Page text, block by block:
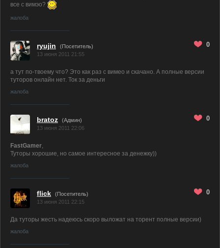
все с вимэо?
жалоба
ryujin
(Посетитель)
13 июня 2011 21:55
0
а тут по-твоему что? Это как раз с вимео и скачано. А полные версии
туторов онлайн нет. Ток за деньги
жалоба
bratoz (Админ)
13 июня 2011 22:06
0
FastGamer,
Туторы хорошие, но самое интересное за денежку))
жалоба
flick
(Посетитель)
13 июня 2011 22:15
0
Да туторы жесть надеюсь скоро выложат на торент полные версии)
жалоба